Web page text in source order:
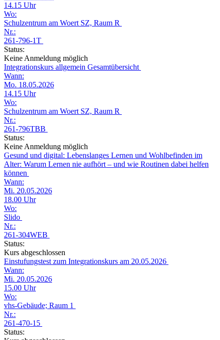
14.15 Uhr
Wo:
Schulzentrum am Woert SZ, Raum R
Nr.:
261-796-1T
Status:
Keine Anmeldung möglich
Integrationskurs allgemein Gesamtübersicht
Wann:
Mo. 18.05.2026
14.15 Uhr
Wo:
Schulzentrum am Woert SZ, Raum R
Nr.:
261-796TBB
Status:
Keine Anmeldung möglich
Gesund und digital: Lebenslanges Lernen und Wohlbefinden im
Alter: Warum Lernen nie aufhört – und wie Routinen dabei helfen
können
Wann:
Mi. 20.05.2026
18.00 Uhr
Wo:
Slido
Nr.:
261-304WEB
Status:
Kurs abgeschlossen
Einstufungstest zum Integrationskurs am 20.05.2026
Wann:
Mi. 20.05.2026
15.00 Uhr
Wo:
vhs-Gebäude; Raum 1
Nr.:
261-470-15
Status: